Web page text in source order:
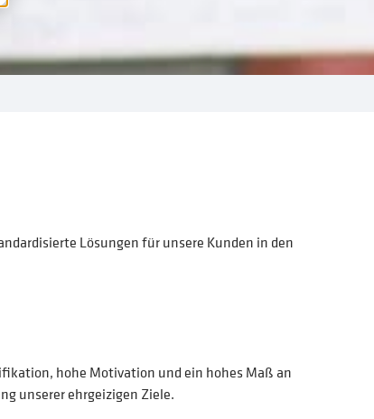
Lösungen für unsere Kunden in den
hohe Motivation und ein hohes Maß an
unserer ehrgeizigen Ziele.